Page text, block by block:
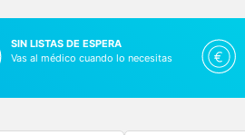
SIN LISTAS DE ESPERA
Vas al médico cuando lo necesitas